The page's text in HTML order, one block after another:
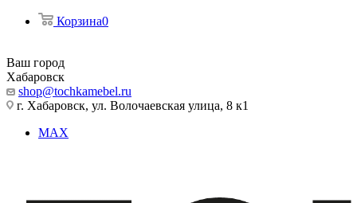
Корзина0
Ваш город
Хабаровск
shop@tochkamebel.ru
г. Хабаровск, ул. Волочаевская улица, 8 к1
MAX